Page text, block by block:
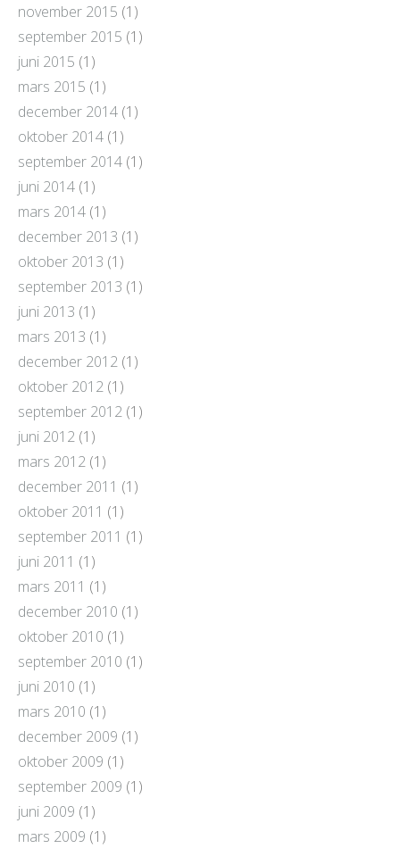
november 2015 (1)
september 2015 (1)
juni 2015 (1)
mars 2015 (1)
december 2014 (1)
oktober 2014 (1)
september 2014 (1)
juni 2014 (1)
mars 2014 (1)
december 2013 (1)
oktober 2013 (1)
september 2013 (1)
juni 2013 (1)
mars 2013 (1)
december 2012 (1)
oktober 2012 (1)
september 2012 (1)
juni 2012 (1)
mars 2012 (1)
december 2011 (1)
oktober 2011 (1)
september 2011 (1)
juni 2011 (1)
mars 2011 (1)
december 2010 (1)
oktober 2010 (1)
september 2010 (1)
juni 2010 (1)
mars 2010 (1)
december 2009 (1)
oktober 2009 (1)
september 2009 (1)
juni 2009 (1)
mars 2009 (1)